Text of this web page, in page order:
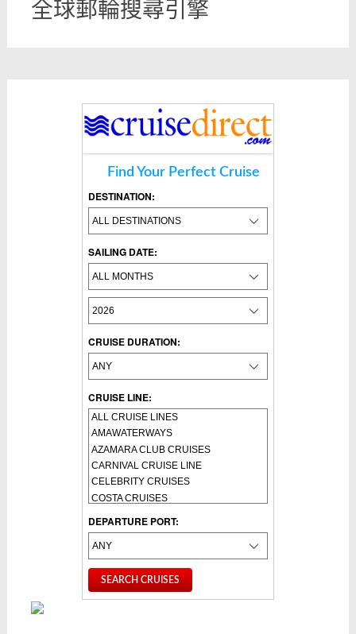
全球郵輪搜尋引擎
Find Your Perfect Cruise
DESTINATION:
SAILING DATE:
CRUISE DURATION:
CRUISE LINE:
DEPARTURE PORT: